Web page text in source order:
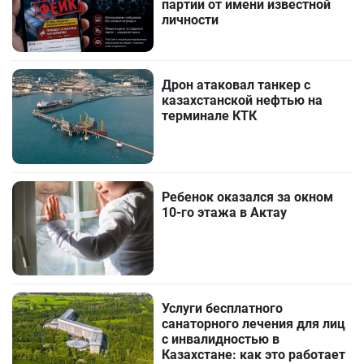
партии от имени известной
личности
Дрон атаковал танкер с
казахстанской нефтью на
терминале КТК
Ребенок оказался за окном
10-го этажа в Актау
Услуги бесплатного
санаторного лечения для лиц
с инвалидностью в
Казахстане: как это работает